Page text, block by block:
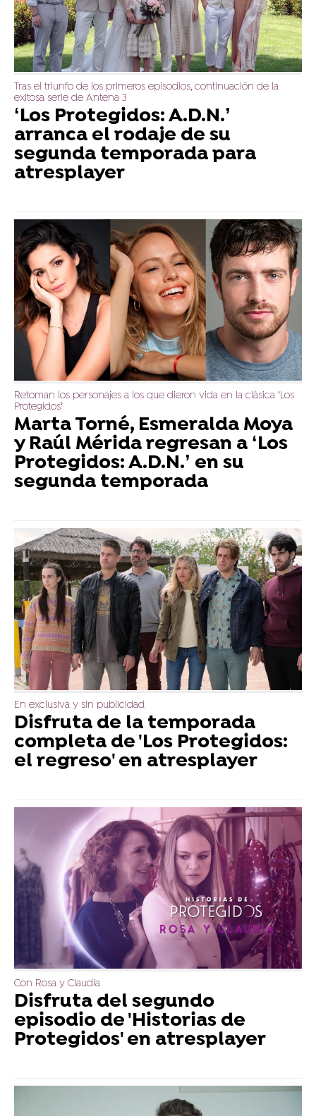
Tras el triunfo de los primeros episodios, continuación de la
exitosa serie de Antena 3
‘Los Protegidos: A.D.N.’
arranca el rodaje de su
segunda temporada para
atresplayer
Retoman los personajes a los que dieron vida en la clásica ‘Los
Protegidos’
Marta Torné, Esmeralda Moya
y Raúl Mérida regresan a ‘Los
Protegidos: A.D.N.’ en su
segunda temporada
En exclusiva y sin publicidad
Disfruta de la temporada
completa de 'Los Protegidos:
el regreso' en atresplayer
Con Rosa y Claudia
Disfruta del segundo
episodio de 'Historias de
Protegidos' en atresplayer